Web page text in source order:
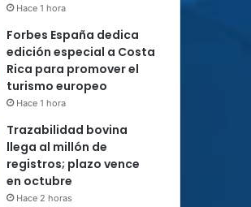
Hace 1 hora
Forbes España dedica
edición especial a Costa
Rica para promover el
turismo europeo
Hace 1 hora
Trazabilidad bovina
llega al millón de
registros; plazo vence
en octubre
Hace 2 horas